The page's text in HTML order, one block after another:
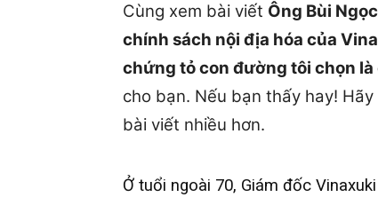
Cùng xem bài viết Ông Bùi
chính sách nội địa hóa của
chứng tỏ con đường tôi chọn là
cho bạn. Nếu bạn thấy hay!
bài viết nhiều hơn.
Ở tuổi ngoài 70, Giám đốc